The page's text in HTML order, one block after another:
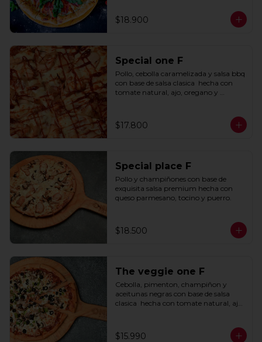
$18.900
Special one F
Pollo, cebolla caramelizada y salsa bbq
con base de salsa clasica  hecha con
tomate natural, ajo, oregano y
$17.800
Special place F
Pollo y champiñones con base de
exquisita salsa premium hecha con
queso parmesano, tocino y puerro.
$18.500
The veggie one F
Cebolla, pimenton, champiñon y
aceitunas negras con base de salsa
clasica  hecha con tomate natural, ajo,
$15.990